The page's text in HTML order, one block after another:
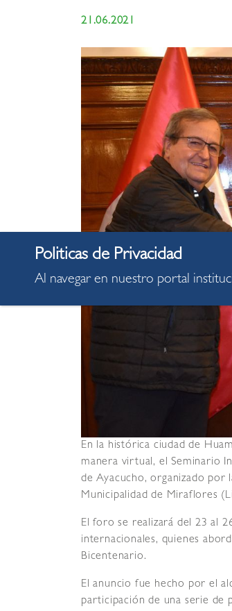
21.06.2021
En la histórica ciudad de
manera virtual, el Seminario
de Ayacucho, organizado por
Municipalidad de Miraflores
El foro se realizará del 23 al
internacionales, quienes
Bicentenario.
El anuncio fue hecho por el
participación de una serie de
Al navegar en nuestro portal